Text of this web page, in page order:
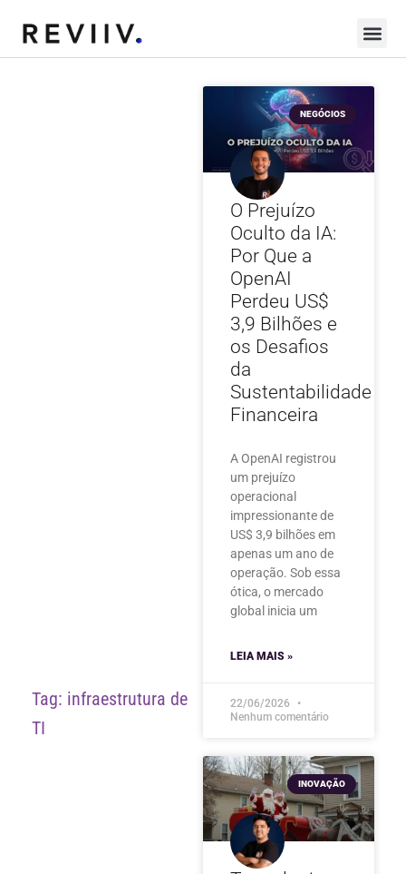
Tag: infraestrutura de
TI
NEGÓCIOS
O Prejuízo
Oculto da IA:
Por Que a
OpenAI
Perdeu US$
3,9 Bilhões e
os Desafios
da
Sustentabilidade
Financeira
A OpenAI registrou
um prejuízo
operacional
impressionante de
US$ 3,9 bilhões em
apenas um ano de
operação. Sob essa
ótica, o mercado
global inicia um
LEIA MAIS »
22/06/2026
Nenhum comentário
INOVAÇÃO